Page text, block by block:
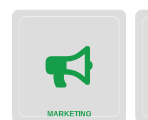
MARKETING